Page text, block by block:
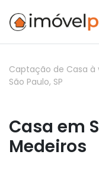
Captação de Casa à
São Paulo, SP
Casa em
Medeiros